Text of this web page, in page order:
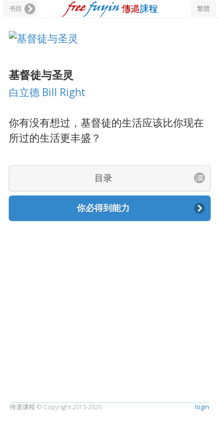
书目 繁體
基督徒与圣灵
白立德 Bill Right
你有没有想过，基督徒的生活应该比你现在
所过的生活更丰盛？
目录
你必得到能力
传道课程 © Copyright 2015-2026 login